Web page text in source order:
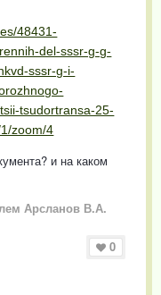
48431-
del-sssr-g-g-
sssr-g-i-
tsudortransa-25-
zoom/4
и на каком
Арсланов В.А.
0